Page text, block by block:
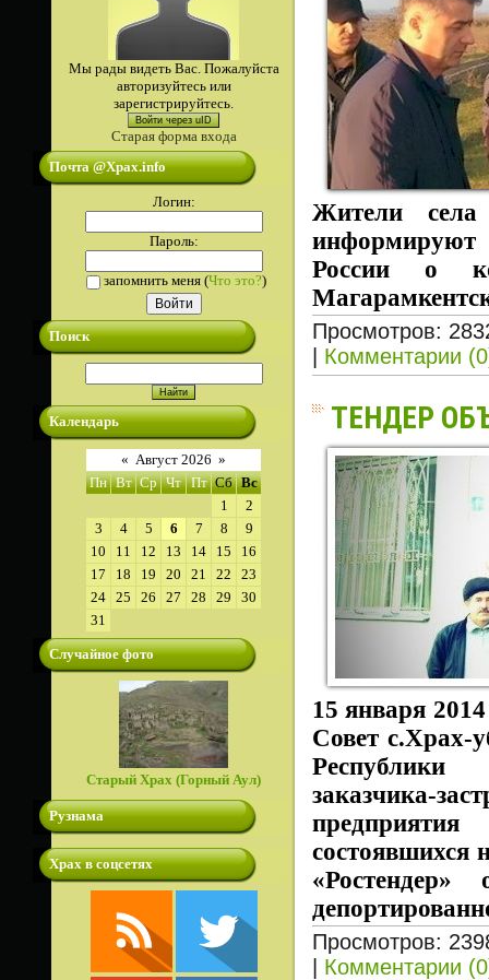
Мы рады видеть Вас. Пожалуйста
авторизуйтесь или
зарегистрируйтесь.
Войти через uID
Старая форма входа
Почта @Xpax.info
Логин:
Пароль:
запомнить меня(Что это?)
Поиск
Календарь
« Август 2026 »
Пн Вт Ср Чт Пт Сб Вс
1
2
3
4 5 6 7 8
9
10
11 12 13 14 15
16
17
18 19 20 21 22
23
24 25 26 27 28 29
30
31
Случайное фото
Старый Храх (Горный Аул)
Рузнама
Храх в соцсетях
Жители
информируют
России о
Просмотров:
Комментарии
ТЕНДЕР
15 января
Совет с.Храх-
Республики
заказчика-
состоявшихся
«Ростендер»
Просмотров:
Комментарии